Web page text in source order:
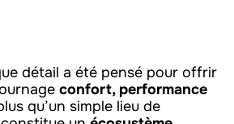
détail a été pensé pour offrir
confort, performance
qu’un simple lieu de